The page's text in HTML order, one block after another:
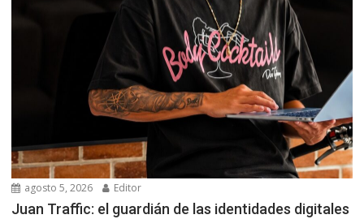
agosto 5, 2026 Editor
Juan Traffic: el guardián de las identidades digitales